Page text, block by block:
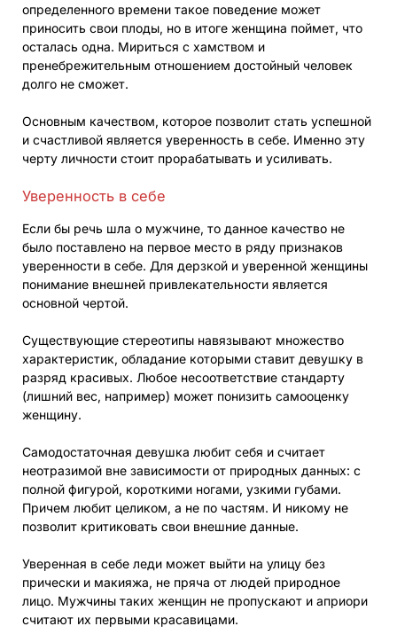
определенного времени такое поведение может
приносить свои плоды, но в итоге женщина поймет, что
осталась одна. Мириться с хамством и
пренебрежительным отношением достойный человек
долго не сможет.
Основным качеством, которое позволит стать успешной
и счастливой является уверенность в себе. Именно эту
черту личности стоит прорабатывать и усиливать.
Уверенность в себе
Если бы речь шла о мужчине, то данное качество не
было поставлено на первое место в ряду признаков
уверенности в себе. Для дерзкой и уверенной женщины
понимание внешней привлекательности является
основной чертой.
Существующие стереотипы навязывают множество
характеристик, обладание которыми ставит девушку в
разряд красивых. Любое несоответствие стандарту
(лишний вес, например) может понизить самооценку
женщину.
Самодостаточная девушка любит себя и считает
неотразимой вне зависимости от природных данных: с
полной фигурой, короткими ногами, узкими губами.
Причем любит целиком, а не по частям. И никому не
позволит критиковать свои внешние данные.
Уверенная в себе леди может выйти на улицу без
прически и макияжа, не пряча от людей природное
лицо. Мужчины таких женщин не пропускают и априори
считают их первыми красавицами.